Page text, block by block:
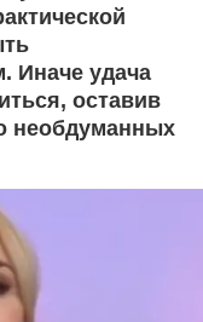
Иначе удача
оставив
необдуманных